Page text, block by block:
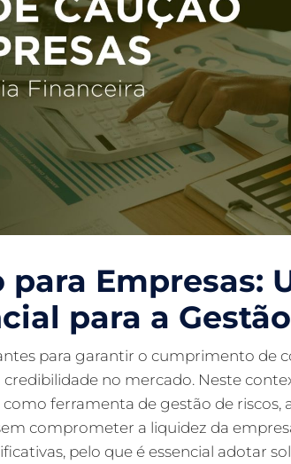
para Empresas:
para a
para garantir o cumprimento de
credibilidade no mercado. Neste
ferramenta de gestão de riscos,
comprometer a liquidez da
pelo que é essencial adotar